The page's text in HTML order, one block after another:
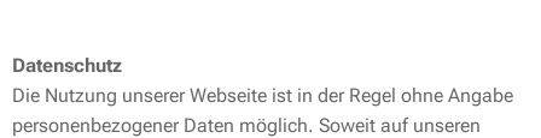
Datenschutz
Die Nutzung unserer Webseite ist in der Regel ohne Angabe
personenbezogener Daten möglich. Soweit auf unseren